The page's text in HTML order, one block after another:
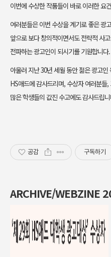
이번에 수상한 작품들이 바로 이러한 요
여러분들은 이번 수상을 계기로 좋은 광
앞으로 보다 창의적이면서도 전략적 사
전파하는 광고인이 되시기를 기원합니다.
아울러 지난 30년 세월 동안 젊은 광고
HS애드에 감사드리며, 수상자 여러분들
많은 학생들의 값진 수고에도 감사드립
공감 구독하기
ARCHIVE/WEBZINE